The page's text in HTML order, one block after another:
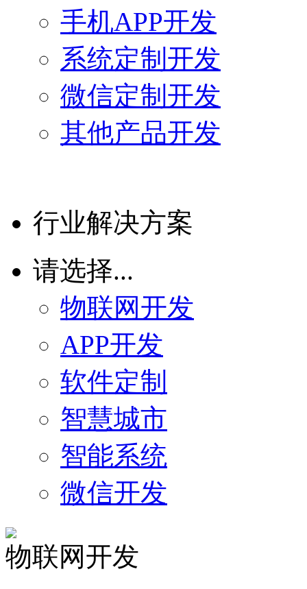
手机APP开发
系统定制开发
微信定制开发
其他产品开发
行业解决方案
请选择...
物联网开发
APP开发
软件定制
智慧城市
智能系统
微信开发
物联网开发